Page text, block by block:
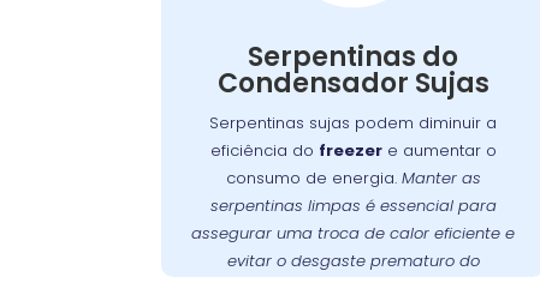
Serpentinas do
Condensador Sujas
Serpentinas sujas podem diminuir a
eficiência do freezere aumentar o
consumo de energia. Manter as
serpentinas limpas é essencial para
assegurar uma troca de calor eficiente e
evitar o desgaste prematuro do
condensador podem acumular sujeira e
poeira, o que pode comprometer a
eficiência do
serpentinas limpas é fundamental para
assegurar uma troca de calor eficaz e
prevenir o desgaste prematuro do
compressor
. A
Wandertec
oferece
serviços especializados de limpeza e
manutenção preventiva para garantir